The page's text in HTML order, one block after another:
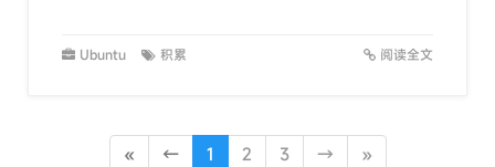
Ubuntu 积累 阅读全文
« ← 1 2 3 → »